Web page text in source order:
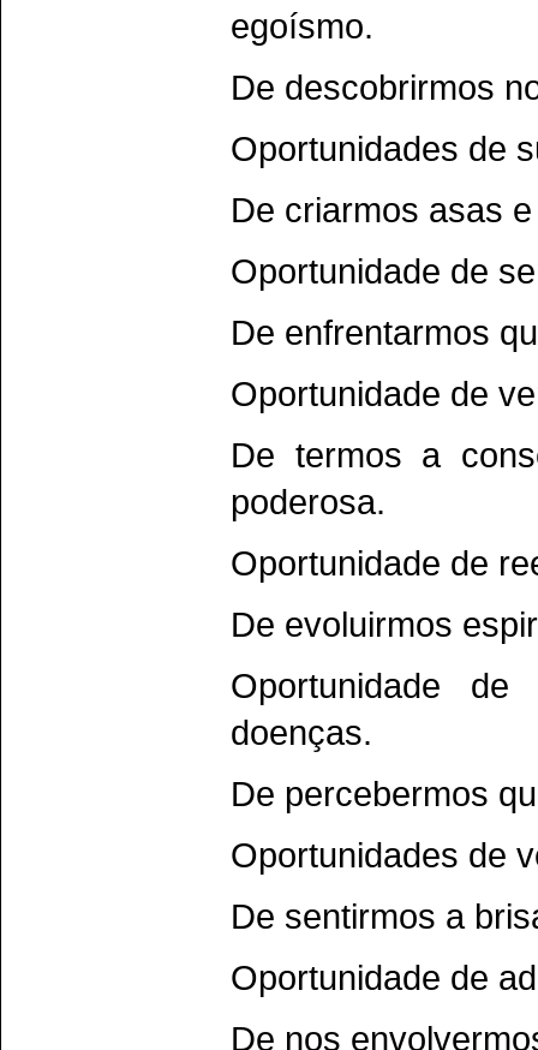
egoísmo.
De descobrirmos
Oportunidades de
De criarmos asas
Oportunidade de
De enfrentarmos
Oportunidade de
De termos a
poderosa.
Oportunidade de
De evoluirmos
Oportunidade
doenças.
De percebermos
Oportunidades de
De sentirmos a
Oportunidade de
De nos